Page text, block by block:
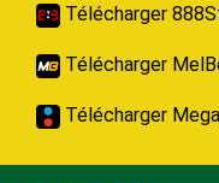
Télécharger
Télécharger
Télécharger